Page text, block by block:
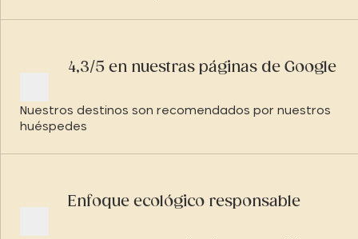
4,3/5 en nuestras páginas de Google
Nuestros destinos son recomendados por nuestros
huéspedes
Enfoque ecológico responsable